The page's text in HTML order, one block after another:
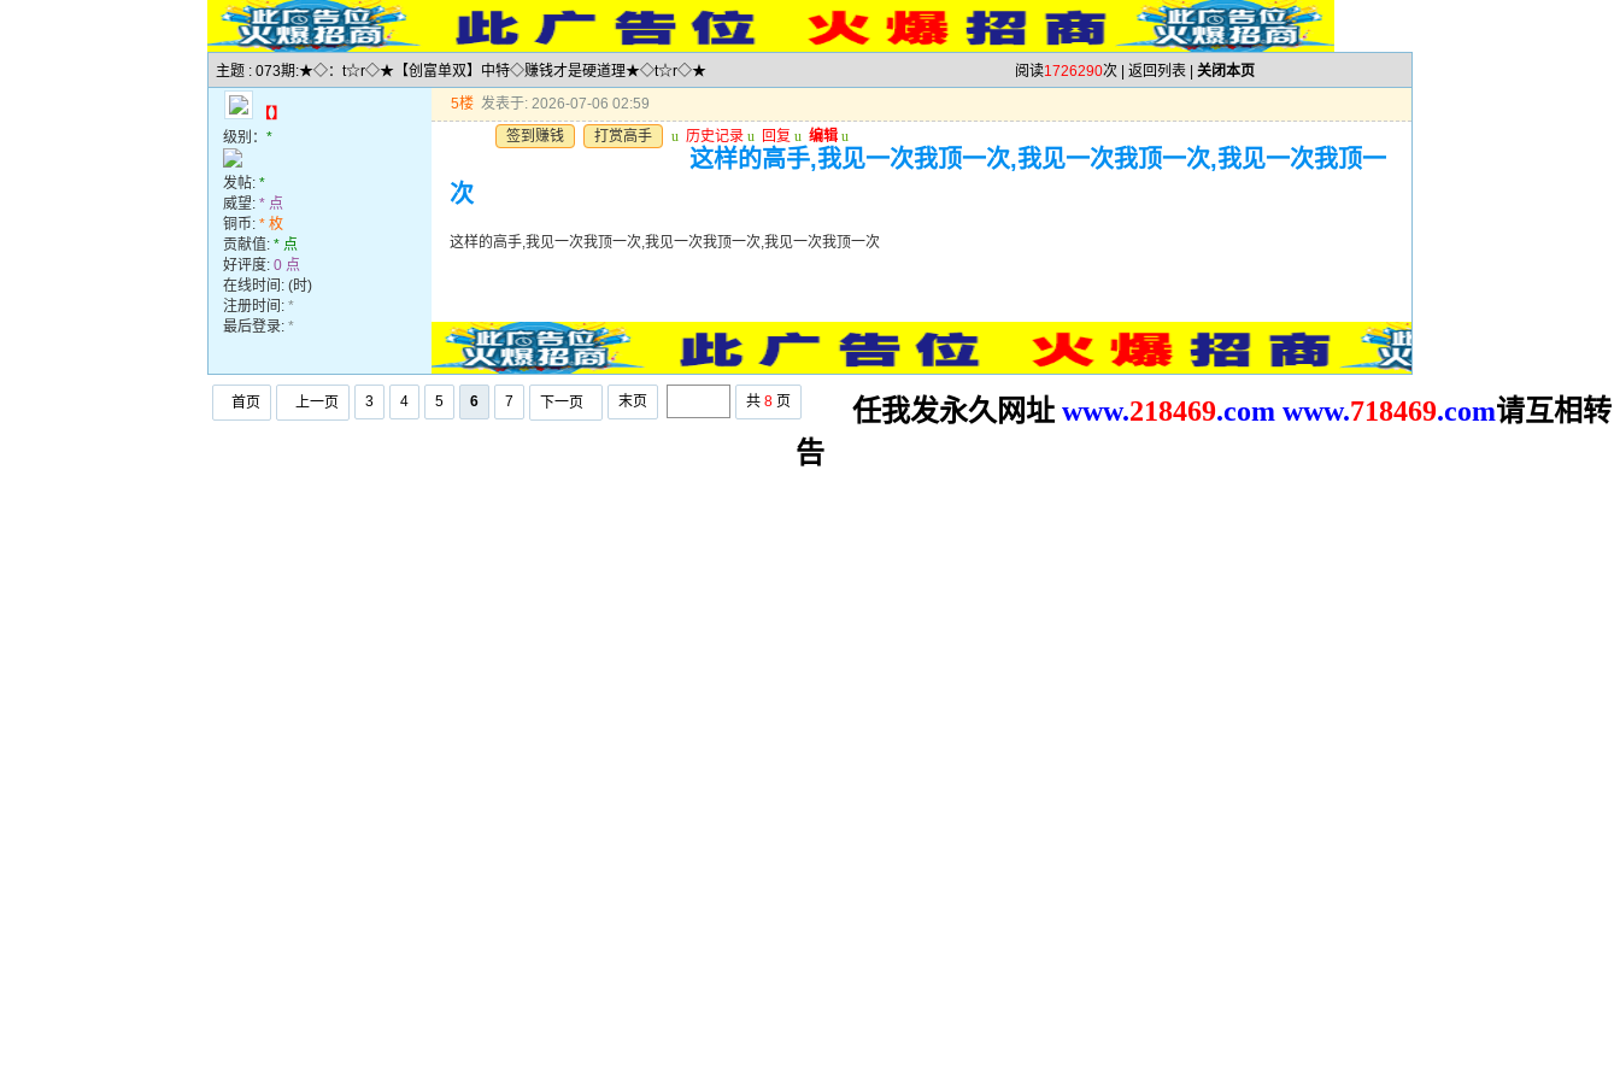
主题 : 073期:★◇：t☆r◇★【创富单双】中特◇赚钱才是硬道理★◇t☆r◇★ 阅读1726290次 | 返回列表 关闭本页
【】
级别： *
发帖: *
威望: * 点
铜币: * 枚
贡献值: * 点
好评度: 0 点
在线时间: (时)
注册时间: *
最后登录: *
5楼 发表于: 2026-07-06 02:59
签到赚钱
打赏高手 u 历史记录 u 回复 u 编辑 u
这样的高手,我见一次我顶一次,我见一次我顶一次,我见一次我顶一
次
这样的高手,我见一次我顶一次,我见一次我顶一次,我见一次我顶一次
首页 上一页 3 4 5 6 7 下一页 末页 共 8 页 任我发永久网址 www.218469.com www.718469.com请互相转
告